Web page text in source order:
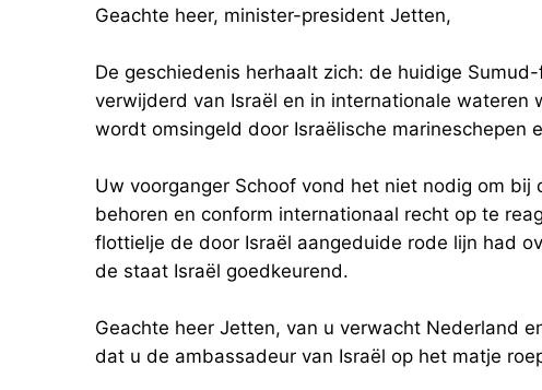
Geachte heer, minister-president Jetten,
De geschiedenis herhaalt zich: de huidige
verwijderd van Israël en in internationale wateren
wordt omsingeld door Israëlische marineschepen
Uw voorganger Schoof vond het niet nodig om
behoren en conform internationaal recht op te
flottielje de door Israël aangeduide rode lijn had
de staat Israël goedkeurend.
Geachte heer Jetten, van u verwacht Nederland
dat u de ambassadeur van Israël op het matje